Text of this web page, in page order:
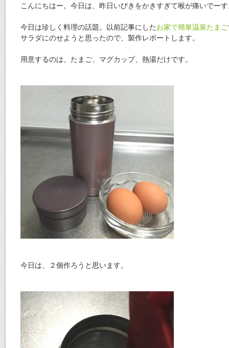
こんにちはー。今日は、昨日いびきをかきすぎて喉が痛いでー
今日は珍しく料理の話題。以前記事にしたお家で簡単温泉たまご
サラダにのせようと思ったので、製作レポートします。
用意するのは、たまご、マグカップ、熱湯だけです。
今日は、２個作ろうと思います。